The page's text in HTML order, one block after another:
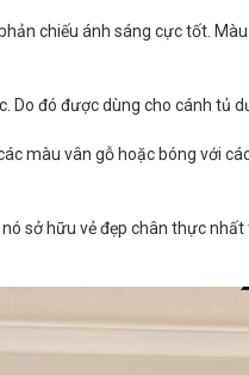
chiếu ánh sáng cực tốt.
Do đó được dùng cho cánh tủ
màu vân gỗ hoặc bóng với
sở hữu vẻ đẹp chân thực